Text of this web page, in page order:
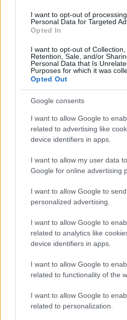
I want to opt-out of
Personal Data for Targeted
Opted In
I want to opt-out of Collection,
Retention, Sale, and/or
Personal Data that Is
Purposes for which it was
Opted Out
Google consents
I want to allow Google to
related to advertising like
device identifiers in apps.
I want to allow my user data
Google for online advertising
I want to allow Google to
personalized advertising.
I want to allow Google to
related to analytics like
device identifiers in apps.
I want to allow Google to
related to functionality of the
I want to allow Google to
related to personalization.
Ricevi le
Condividi l'articolo
F
a
ce
b
o
k
T
w
it
te
r
Pi
n
te
re
st
h
at
s
A
p
h
a
Articolo
Prossimo
NOTIZIE RECENTI
Olbia, le previsioni
2026
Le ultime offerte di
Cumuli di rifiuti a